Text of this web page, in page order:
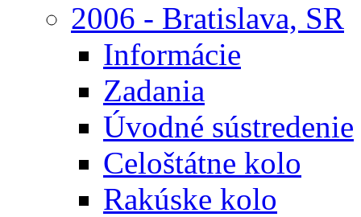
2006 - Bratislava, SR
Informácie
Zadania
Úvodné sústredenie
Celoštátne kolo
Rakúske kolo